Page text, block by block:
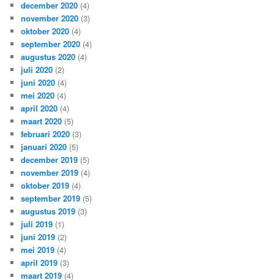
december 2020 (4)
november 2020 (3)
oktober 2020 (4)
september 2020 (4)
augustus 2020 (4)
juli 2020 (2)
juni 2020 (4)
mei 2020 (4)
april 2020 (4)
maart 2020 (5)
februari 2020 (3)
januari 2020 (5)
december 2019 (5)
november 2019 (4)
oktober 2019 (4)
september 2019 (5)
augustus 2019 (3)
juli 2019 (1)
juni 2019 (2)
mei 2019 (4)
april 2019 (3)
maart 2019 (4)